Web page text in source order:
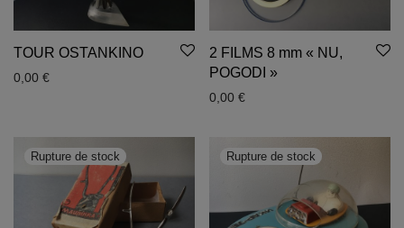
TOUR OSTANKINO
0,00 €
2 FILMS 8 mm « NU,
POGODI »
0,00 €